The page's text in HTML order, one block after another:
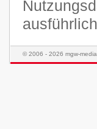
© 2006 - 2026 mgw-